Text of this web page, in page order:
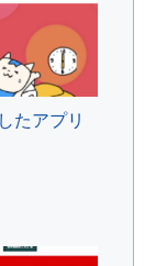
たアプリ